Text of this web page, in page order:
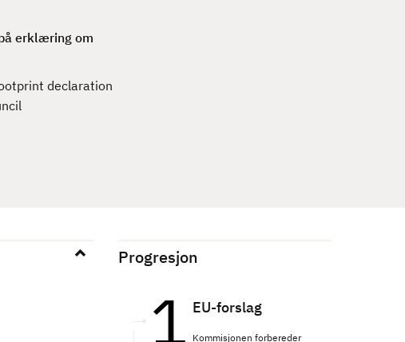
erklæring om
declaration
Progresjon
EU-forslag
Kommisjonen forbereder